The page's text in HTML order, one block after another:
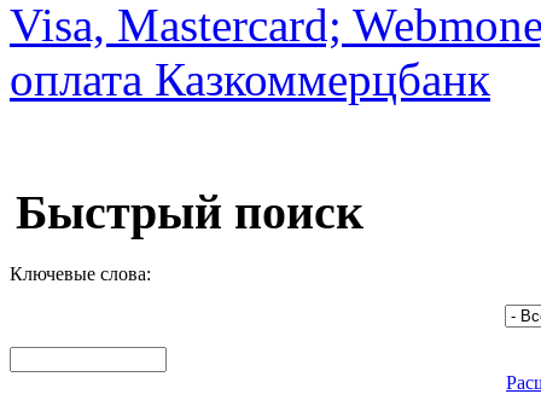
Быстрый поиск
Ключевые слова: